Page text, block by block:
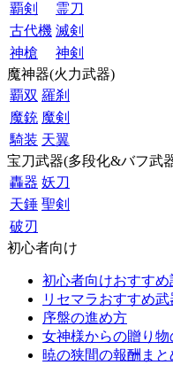
覇剣
霊刀
古代機 滅剣
神槍
神剣
魔神器(火力武器)
覇双 羅刹
魔銃 魔剣
騎装 天翼
宝刀武器(多段化&バフ武
轟器 妖刀
天錘 聖剣
破刃
初心者向け
初心者向けおすすめ
リセマラおすすめ武
序盤の進め方
女神様からの贈り物
暁の狭間の報酬まと